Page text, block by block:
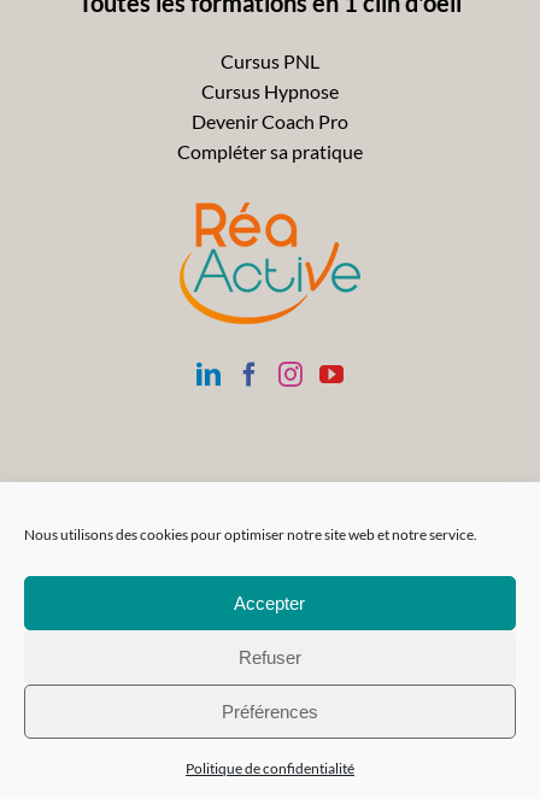
Nous utilisons des cookies pour optimiser notre site web et notre service.
Accepter
Refuser
Préférences
Politique de confidentialité
Cursus PNL
Cursus Hypnose
Devenir Coach Pro
Compléter sa pratique
Siège SocialSAS Réa-FormAction
Parc Atlais | 72 rue Cassiopée
74650 CHAVANOD